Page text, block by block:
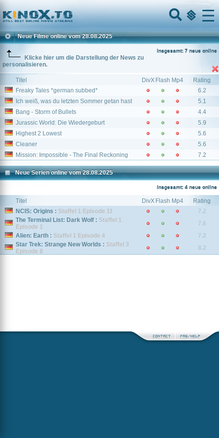
Home
Menu
Neue Filme online vom 28.08.2025
Insgesamt: 7 neue online
Klicke hier um die Darstellung der News zu
personalisieren.
Titel DivX Flash Mp4
Rating
Freaky Tales *german subbed*
6.2
Ich weiß, was du letzten Sommer getan hast
5.1
Bang - Storm of Bullets
4.4
Jurassic World: Die Wiedergeburt
5.9
Highest 2 Lowest
5.6
Cleaner
5.6
Mission: Impossible - The Final Reckoning
7.2
Neue Serien online vom 28.08.2025
Insgesamt: 4 neue online
Titel DivX Flash Mp4
Rating
NCIS: Origins : Staffel 1 Episode 11
7.2
The Terminal List: Dark Wolf : Staffel 1
Episode 1
7.6
Alien: Earth : Staffel 1 Episode 4
7.2
Star Trek: Strange New Worlds : Staffel 3
Episode 8
8.2